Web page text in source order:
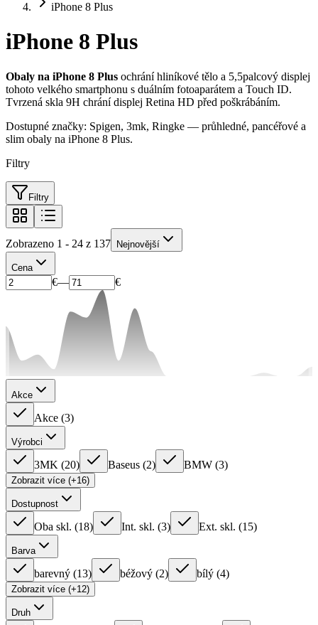
iPhone 8 Plus
iPhone 8 Plus
Obaly na iPhone 8 Plus ochrání hliníkové tělo a 5,5palcový displej
tohoto velkého smartphonu s duálním fotoaparátem a Touch ID.
Tvrzená skla 9H chrání displej Retina HD před poškrábáním.
Dostupné značky: Spigen, 3mk, Ringke — průhledné, pancéřové a
slim obaly na iPhone 8 Plus.
Filtry
Filtry
Zobrazeno 1 - 24 z 137 Nejnovější
Cena
€— €
Akce
Akce (3)
Výrobci
3MK (20) Baseus (2) BMW (3)
Zobrazit více (+16)
Dostupnost
Oba skl. (18) Int. skl. (3) Ext. skl. (15)
Barva
barevný (13) béžový (2) bílý (4)
Zobrazit více (+12)
Druh